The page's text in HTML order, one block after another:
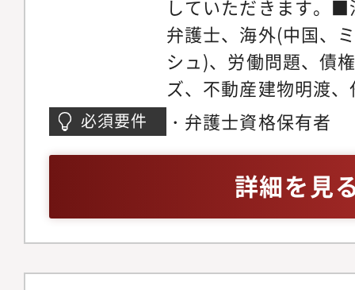
リアステップについ
い分野の仕事に触れ
関心の高い分野で専
だきます。ゆくゆく
戦しつつ後輩弁護士
だきます。経験を積
師や、メディアへの
います。マーケティ
助けを借りながら、
きるかを弁護士が主
た、顧客獲得の見込
ロージングの段階で
をお願いしている為
着けることが可能で
ネスモデルでの実務
事務所の中には、価
り、実績が少なく専
していただきます。
弁護士、海外(中国、
シュ)、労働問題、債
ズ、不動産建物明渡
件、不動産・法人登
務、コーポレートガ
チャー法務、IPO法
件、紛争案件、知的
テイメント、国際取
個人のお客様向け交
必須要件 ・弁護士資格保有者
詳細を見